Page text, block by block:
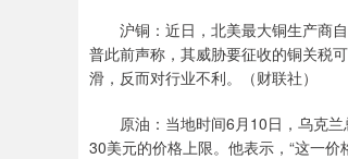
沪铜：近日，北美最大铜生产商自
普此前声称，其威胁要征收的铜关税
滑，反而对行业不利。（财联社）
原油：当地时间6月10日，乌克兰
30美元的价格上限。他表示，“这一